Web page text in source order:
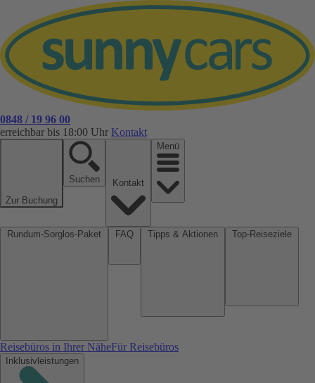
0848 / 19 96 00
erreichbar bis 18:00 Uhr Kontakt
Zur Buchung
Suchen
Menü
Reisebüros in Ihrer NäheFür Reisebüros
Inklusivleistungen